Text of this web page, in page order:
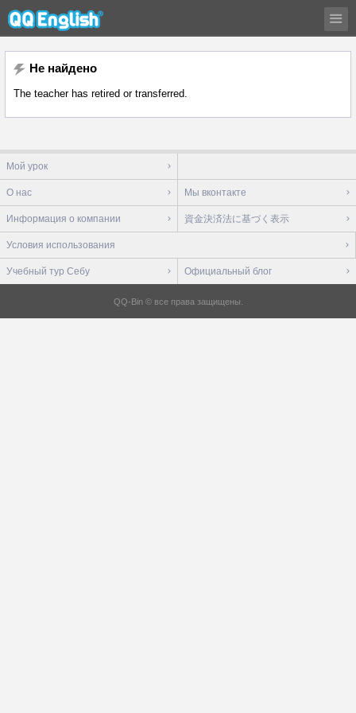
Не найдено
The teacher has retired or transferred.
Мой урок
О нас Мы вконтакте
Информация о компании 資金決済法に基づく表示
Условия использования
Учебный тур Себу Официальный блог
QQ-Bin © все права защищены.